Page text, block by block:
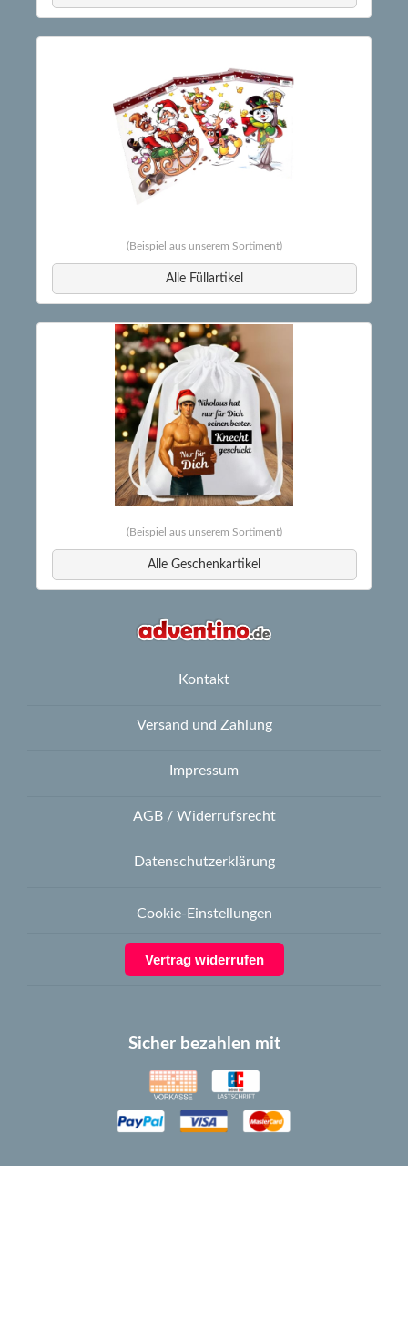
(Beispiel aus unserem Sortiment)
Alle Füllartikel
(Beispiel aus unserem Sortiment)
Alle Geschenkartikel
Kontakt
Versand und Zahlung
Impressum
AGB / Widerrufsrecht
Datenschutzerklärung
Cookie-Einstellungen
Vertrag widerrufen
Sicher bezahlen mit